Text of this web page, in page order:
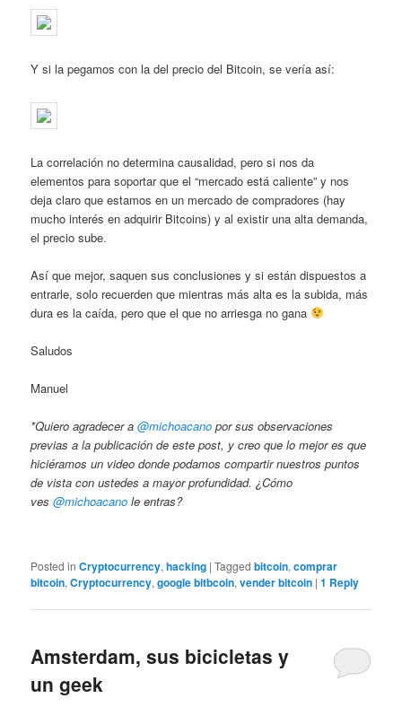
Y si la pegamos con la del precio del Bitcoin, se vería así:
La correlación no determina causalidad, pero si nos da
elementos para soportar que el “mercado está caliente” y nos
deja claro que estamos en un mercado de compradores (hay
mucho interés en adquirir Bitcoins) y al existir una alta demanda,
el precio sube.
Así que mejor, saquen sus conclusiones y si están dispuestos a
entrarle, solo recuerden que mientras más alta es la subida, más
dura es la caída, pero que el que no arriesga no gana
Saludos
Manuel
*Quiero agradecer a@michoacano por sus observaciones
previas a la publicación de este post, y creo que lo mejor es que
hiciéramos un video donde podamos compartir nuestros puntos
de vista con ustedes a mayor profundidad. ¿Cómo
ves@michoacano le entras?
Posted in Cryptocurrency,hacking |Tagged bitcoin,comprar
bitcoin,Cryptocurrency,google bitbcoin,vender bitcoin |1 Reply
Amsterdam, sus bicicletas y
un geek